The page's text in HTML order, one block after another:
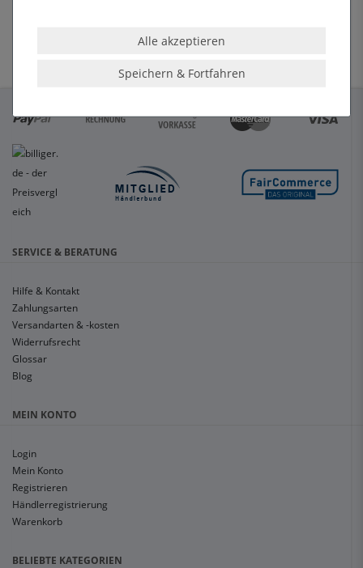
SERVICE & BERATUNG
Hilfe & Kontakt
Zahlungsarten
Versandarten & -kosten
Widerrufsrecht
Glossar
Blog
MEIN KONTO
Login
Mein Konto
Registrieren
Händlerregistrierung
Warenkorb
BELIEBTE KATEGORIEN
Alle akzeptieren
Speichern & Fortfahren